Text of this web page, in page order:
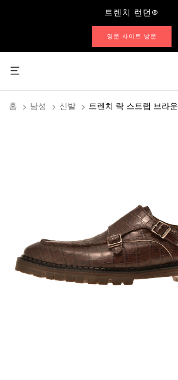
트렌치 런던®
영문 사이트 방문
홈 남성 신발 트렌치 락 스트랩 브라운